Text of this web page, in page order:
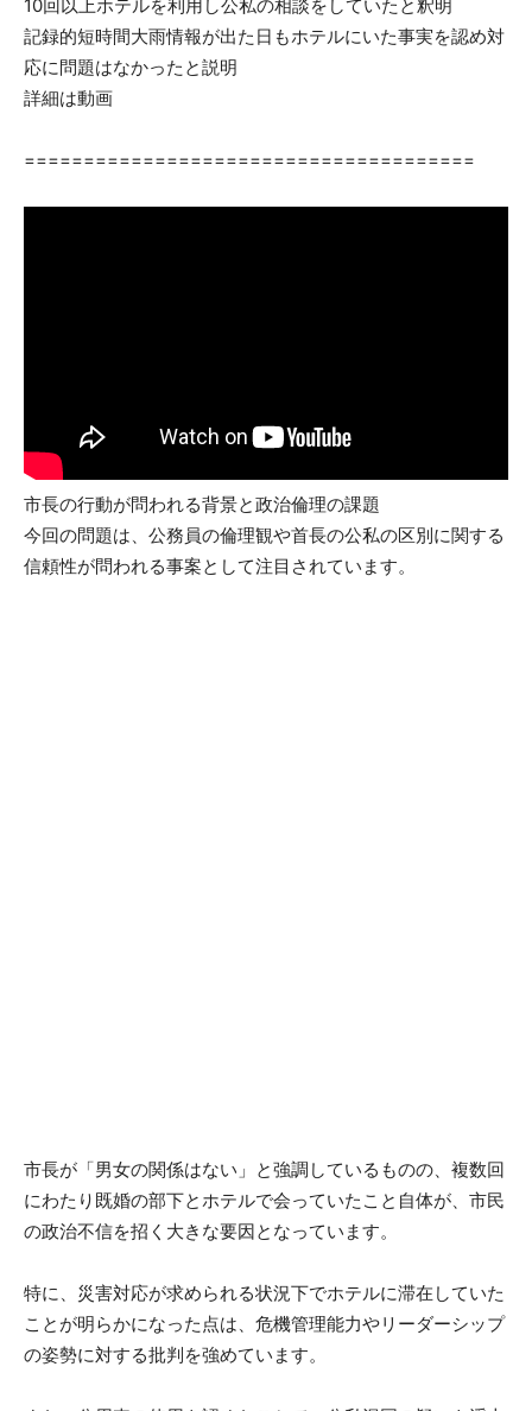
10回以上ホテルを利用し公私の相談をしていたと釈明
記録的短時間大雨情報が出た日もホテルにいた事実を認め対
応に問題はなかったと説明
詳細は動画
======================================
市長の行動が問われる背景と政治倫理の課題
今回の問題は、公務員の倫理観や首長の公私の区別に関する
信頼性が問われる事案として注目されています。
市長が「男女の関係はない」と強調しているものの、複数回
にわたり既婚の部下とホテルで会っていたこと自体が、市民
の政治不信を招く大きな要因となっています。
特に、災害対応が求められる状況下でホテルに滞在していた
ことが明らかになった点は、危機管理能力やリーダーシップ
の姿勢に対する批判を強めています。